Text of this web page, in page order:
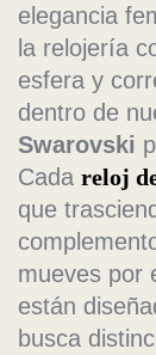
elegancia
la relojería
esfera y
dentro de
Swarovski
Cada reloj
que
mueves por
están
busca